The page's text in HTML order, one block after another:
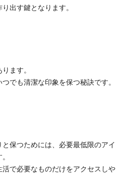
出す鍵となります。
ます。
でも清潔な印象を保つ秘訣です。
保つためには、必要最低限のアイ
で必要なものだけをアクセスしや